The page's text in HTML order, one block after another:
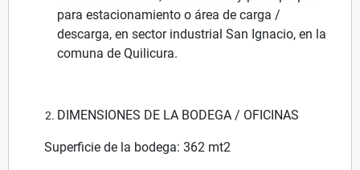
para estacionamiento o área de carga /
descarga, en sector industrial San Ignacio, en la
comuna de Quilicura.
DIMENSIONES DE LA BODEGA / OFICINAS
Superficie de la bodega: 362 mt2